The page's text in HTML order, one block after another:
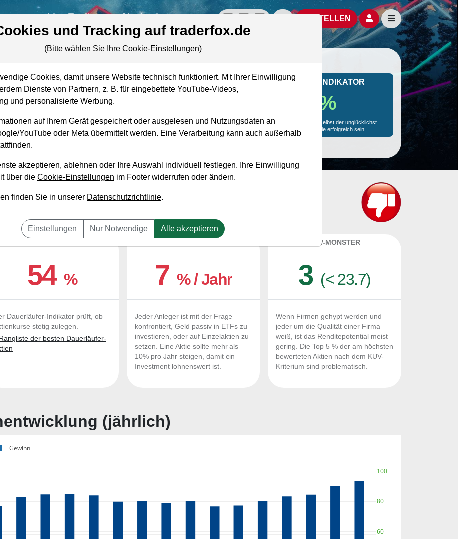
Live-Trading Akademie offizielle Social Media-AccountsAktien- und Artikelsuche öffnen
BESTELLEN Seitennavigation
Marktkapitalisierung 5,53 Mrd. USD
Unternehmenswert
Umsatz 1,61 Mrd. USD
MONKEY-TRADER INDIKATOR
58.1 %
Mit 58.1 % Wahrscheinlichkeit wird selbst der unglücklichst
agierende Trader mit dieser Aktie erfolgreich sein.
zum Kaufen und Liegenlassen geeignet?
54 %
Dauerläufer-Indikator prüft, ob
stetig zulegen.
Rangliste der besten Dauerläufer-
7% / Jahr
Jeder Anleger ist mit der Frage
konfrontiert, Geld passiv in ETFs zu
investieren, oder auf Einzelaktien zu
setzen. Eine Aktie sollte mehr als
10% pro Jahr steigen, damit ein
Investment lohnenswert ist.
KUV-MONSTER
3 (< 23.7)
Wenn Firmen gehypt werden und
jeder um die Qualität einer Firma
weiß, ist das Renditepotential meist
gering. Die Top 5 % der am höchsten
bewerteten Aktien nach dem KUV-
Kriterium sind problematisch.
(jährlich)
60
80
100
Gewinn
und Tracking auf traderfox.de
(Bitte wählen Sie Ihre Cookie-Einstellungen)
Cookies, damit unsere Website technisch funktioniert. Mit Ihrer Einwilligung
Dienste von Partnern, z. B. für eingebettete YouTube-Videos,
und personalisierte Werbung.
auf Ihrem Gerät gespeichert oder ausgelesen und Nutzungsdaten an
YouTube oder Meta übermittelt werden. Eine Verarbeitung kann auch außerhalb
akzeptieren, ablehnen oder Ihre Auswahl individuell festlegen. Ihre Einwilligung
über die Cookie-Einstellungen im Footer widerrufen oder ändern.
finden Sie in unserer Datenschutzrichtlinie.
Einstellungen Nur Notwendige Alle akzeptieren